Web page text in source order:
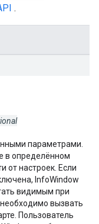
.
параметрами.
в определённом
от настроек. Если
InfoWindow
видимым при
вызвать
Пользователь